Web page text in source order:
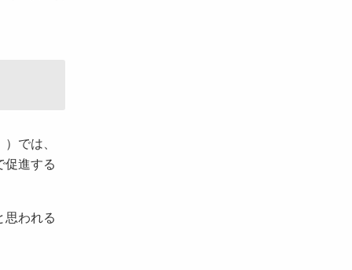
では、
促進する
われる